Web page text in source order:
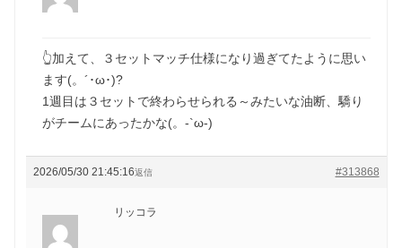
👆加えて、３セットマッチ仕様になり過ぎてたように思い
ます(。´･ω･)?
1週目は３セットで終わらせられる～みたいな油断、驕り
がチームにあったかな(。-`ω-)
2026/05/30 21:45:16 #313868
返信
リッコラ